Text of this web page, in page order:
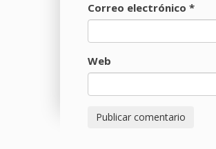
Correo electrónico *
Web